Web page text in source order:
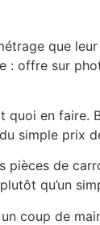
que
: offre sur
quoi en faire.
simple prix
pièces de
qu’un
coup de